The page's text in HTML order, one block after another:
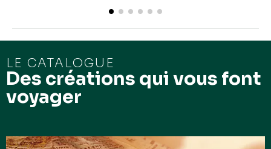
LE CATALOGUE
Des créations qui vous font
voyager